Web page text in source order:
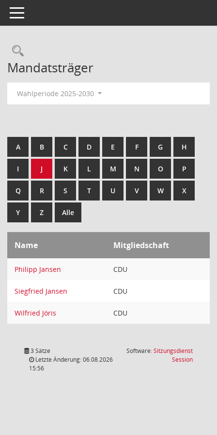
Toggle navigation
Rechercheauswahl
Mandatsträger
Wahlperiode 2025-2030
A B C D E F G H
I J K L M N O P
Q R S T U V W X
Y Z Alle
Name Mitgliedschaft
Philipp Jansen CDU
Siegfried Jansen CDU
Wilfried Jöris CDU
3 Sätze
Letzte Änderung: 06.08.2026
15:56
Software:Sitzungsdienst
Session(Wird in